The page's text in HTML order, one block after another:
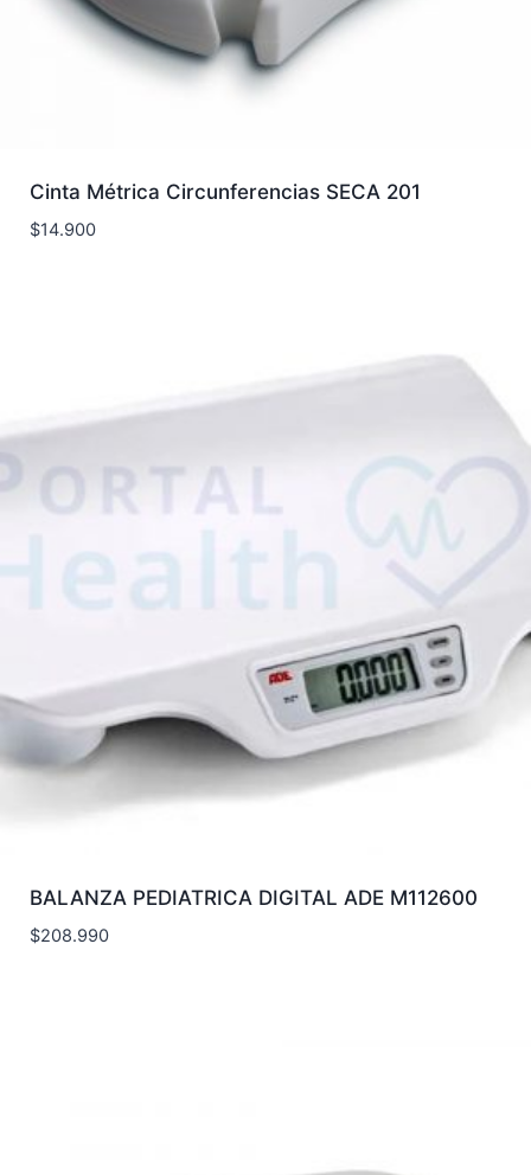
Cinta Métrica Circunferencias SECA 201
$14.900
BALANZA PEDIATRICA DIGITAL ADE M112600
$208.990